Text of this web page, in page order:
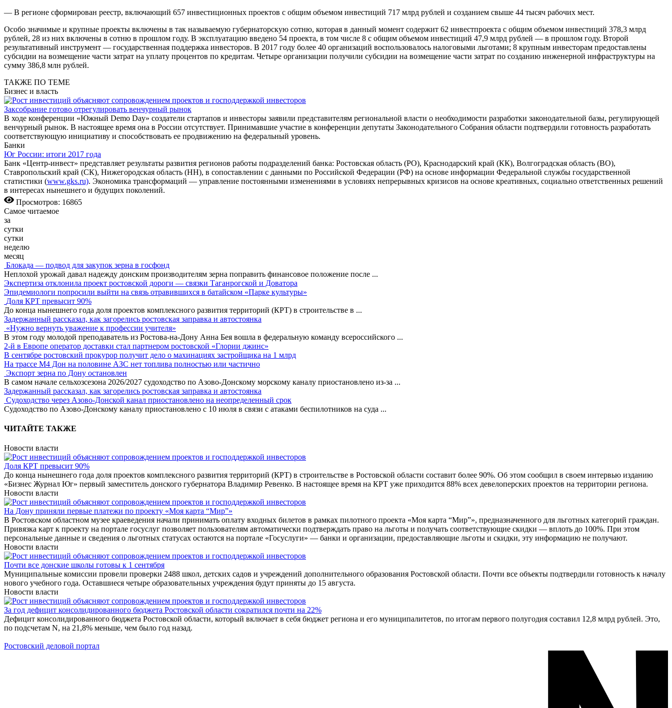
— В регионе сформирован реестр, включающий 657 инвестиционных проектов с общим объемом инвестиций 717 млрд рублей и созданием свыше 44 тысяч рабочих мест.
Особо значимые и крупные проекты включены в так называемую губернаторскую сотню, которая в данный момент содержит 62 инвестпроекта с общим объемом инвестиций 378,3 млрд
рублей, 28 из них включены в сотню в прошлом году. В эксплуатацию введено 54 проекта, в том числе 8 с общим объемом инвестиций 47,9 млрд рублей — в прошлом году. Второй
результативный инструмент — государственная поддержка инвесторов. В 2017 году более 40 организаций воспользовалось налоговыми льготами; 8 крупным инвесторам предоставлены
субсидии на возмещение части затрат на уплату процентов по кредитам. Четыре организации получили субсидии на возмещение части затрат по созданию инженерной инфраструктуры на
сумму 386,8 млн рублей.
ТАКЖЕ ПО ТЕМЕ
Бизнес и власть
Заксобрание готово отрегулировать венчурный рынок
В ходе конференции «Южный Demo Day» создатели стартапов и инвесторы заявили представителям региональной власти о необходимости разработки законодательной базы, регулирующей
венчурный рынок. В настоящее время она в России отсутствует. Принимавшие участие в конференции депутаты Законодательного Собрания области подтвердили готовность разработать
соответствующую инициативу и способствовать ее продвижению на федеральный уровень.
Банки
Юг России: итоги 2017 года
Банк «Центр-инвест» представляет результаты развития регионов работы подразделений банка: Ростовская область (РО), Краснодарский край (КК), Волгоградская область (ВО),
Ставропольский край (СК), Нижегородская область (НН), в сопоставлении с данными по Российской Федерации (РФ) на основе информации Федеральной службы государственной
статистики (www.gks.ru). Экономика трансформаций — управление постоянными изменениями в условиях непрерывных кризисов на основе креативных, социально ответственных решений
в интересах нынешнего и будущих поколений.
Просмотров: 16865
Самое читаемое
за
сутки
сутки
неделю
месяц
Блокада — подвод для закупок зерна в госфонд
Неплохой урожай давал надежду донским производителям зерна поправить финансовое положение после ...
Экспертиза отклонила проект ростовской дороги — связки Таганрогской и Доватора
Эпидемиологи попросили выйти на связь отравившихся в батайском «Парке культуры»
Доля КРТ превысит 90%
До конца нынешнего года доля проектов комплексного развития территорий (КРТ) в строительстве в ...
Задержанный рассказал, как загорелись ростовская заправка и автостоянка
«Нужно вернуть уважение к профессии учителя»
В этом году молодой преподаватель из Ростова-на-Дону Анна Бея вошла в федеральную команду всероссийского ...
2-й в Европе оператор доставки стал партнером ростовской «Глории джинс»
В сентябре ростовский прокурор получит дело о махинациях застройщика на 1 млрд
На трассе М4 Дон на половине АЗС нет топлива полностью или частично
Экспорт зерна по Дону остановлен
В самом начале сельхозсезона 2026/2027 судоходство по Азово-Донскому морскому каналу приостановлено из-за ...
Задержанный рассказал, как загорелись ростовская заправка и автостоянка
Судоходство через Азово-Донской канал приостановлено на неопределенный срок
Судоходство по Азово-Донскому каналу приостановлено с 10 июля в связи с атаками беспилотников на суда ...
ЧИТАЙТЕ ТАКЖЕ
Новости власти
Доля КРТ превысит 90%
До конца нынешнего года доля проектов комплексного развития территорий (КРТ) в строительстве в Ростовской области составит более 90%. Об этом сообщил в своем интервью изданию
«Бизнес Журнал Юг» первый заместитель донского губернатора Владимир Ревенко. В настоящее время на КРТ уже приходится 88% всех девелоперских проектов на территории региона.
Новости власти
На Дону приняли первые платежи по проекту «Моя карта “Мир”»
В Ростовском областном музее краеведения начали принимать оплату входных билетов в рамках пилотного проекта «Моя карта “Мир”», предназначенного для льготных категорий граждан.
Привязка карт к проекту на портале госуслуг позволяет пользователям автоматически подтверждать право на льготы и получать соответствующие скидки — вплоть до 100%. При этом
персональные данные и сведения о льготных статусах остаются на портале «Госуслуги» — банки и организации, предоставляющие льготы и скидки, эту информацию не получают.
Новости власти
Почти все донские школы готовы к 1 сентября
Муниципальные комиссии провели проверки 2488 школ, детских садов и учреждений дополнительного образования Ростовской области. Почти все объекты подтвердили готовность к началу
нового учебного года. Оставшиеся четыре образовательных учреждения будут приняты до 15 августа.
Новости власти
За год дефицит консолидированного бюджета Ростовской области сократился почти на 22%
Дефицит консолидированного бюджета Ростовской области, который включает в себя бюджет региона и его муниципалитетов, по итогам первого полугодия составил 12,8 млрд рублей. Это,
по подсчетам N, на 21,8% меньше, чем было год назад.
Ростовский деловой портал